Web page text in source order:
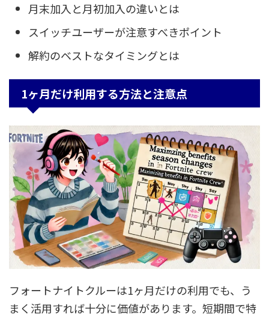
月末加入と月初加入の違いとは
スイッチユーザーが注意すべきポイント
解約のベストなタイミングとは
1ヶ月だけ利用する方法と注意点
フォートナイトクルーは1ヶ月だけの利用でも、う
まく活用すれば十分に価値があります。短期間で特